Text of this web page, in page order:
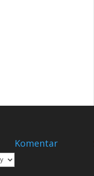
Komentar